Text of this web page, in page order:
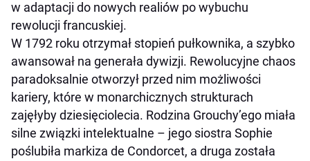
w adaptacji do nowych realiów po wybuchu
rewolucji francuskiej.
W 1792 roku otrzymał stopień pułkownika, a szybko
awansował na generała dywizji. Rewolucyjne chaos
paradoksalnie otworzył przed nim możliwości
kariery, które w monarchicznych strukturach
zajęłyby dziesięciolecia. Rodzina Grouchy’ego miała
silne związki intelektualne – jego siostra Sophie
poślubiła markiza de Condorcet, a druga została